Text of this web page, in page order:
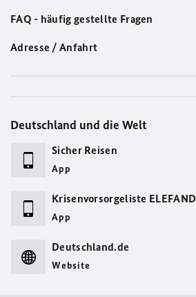
FAQ - häufig gestellte Fragen
Adresse / Anfahrt
Deutschland und die Welt
Sicher Reisen
App
Krisenvorsorgeliste ELEFAND
App
Deutschland.de
Website